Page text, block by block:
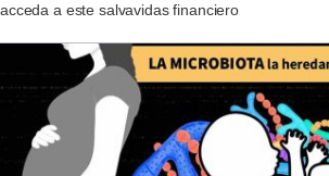
acceda a este salvavidas financiero